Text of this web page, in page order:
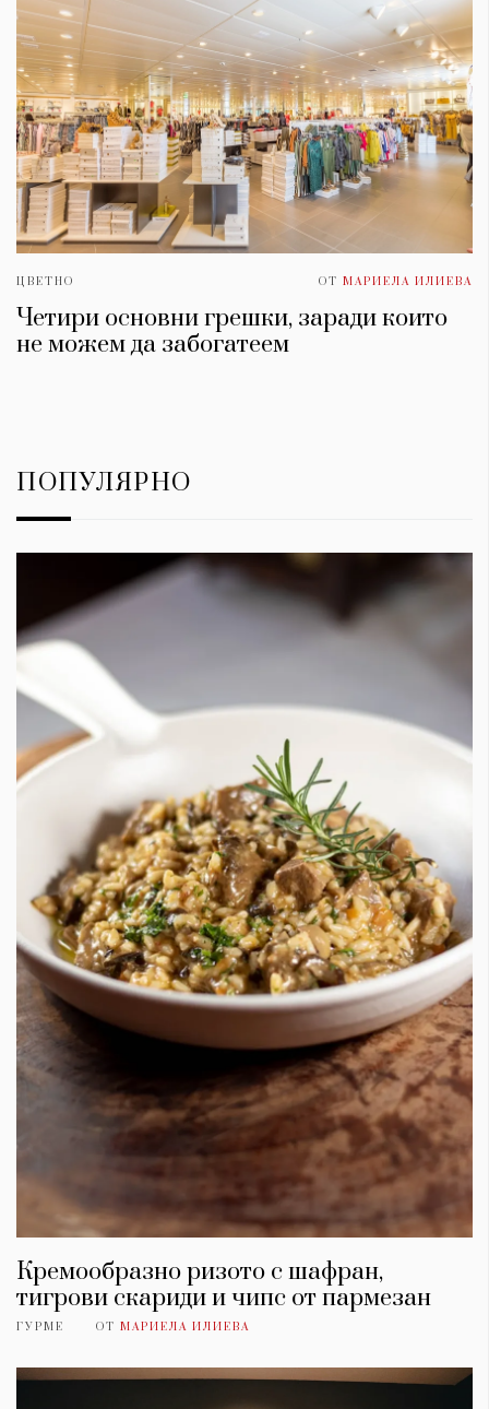
ЦВЕТНО ОТ МАРИЕЛА ИЛИЕВА
Четири основни грешки, заради които
не можем да забогатеем
ПОПУЛЯРНО
Кремообразно ризото с шафран,
тигрови скариди и чипс от пармезан
ГУРМЕ ОТ МАРИЕЛА ИЛИЕВА